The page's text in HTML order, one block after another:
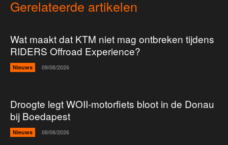
Gerelateerde artikelen
Wat maakt dat KTM niet mag ontbreken tijdens
RIDERS Offroad Experience?
Nieuws 09/08/2026
Droogte legt WOII-motorfiets bloot in de Donau
bij Boedapest
Nieuws 08/08/2026